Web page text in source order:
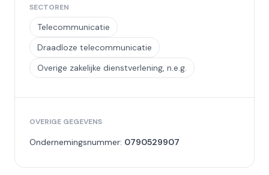
SECTOREN
Telecommunicatie
Draadloze telecommunicatie
Overige zakelijke dienstverlening, n.e.g.
OVERIGE GEGEVENS
Ondernemingsnummer: 0790529907